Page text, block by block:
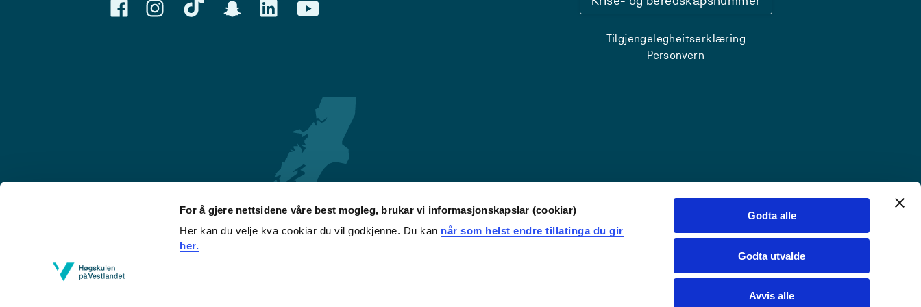
For å gjere nettsidene våre best mogleg, brukar vi informasjonskapslar (cookiar)
Her kan du velje kva cookiar du vil godkjenne. Du kan når som helst endre tillatinga du gir
her.
Godta alle
Godta utvalde
Avvis alle
Tilgjengelegheitserklæring
Personvern